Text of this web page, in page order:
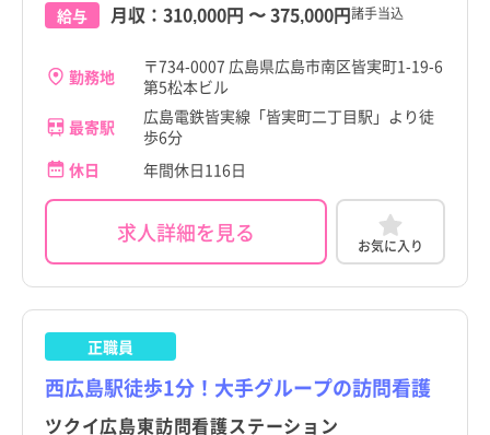
給与 月収： 310,000円 〜375,000円諸手当込
勤務地
〒734-0007 広島県広島市南区皆実町1-19-6
第5松本ビル
最寄駅
広島電鉄皆実線「皆実町二丁目駅」より徒
歩6分
休日
年間休日116日
求人詳細を見る お気に入り
正職員
西広島駅徒歩1分！大手グループの訪問看護
ツクイ広島東訪問看護ステーション